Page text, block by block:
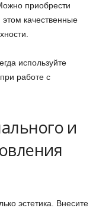
приобрести
качественные
используйте
работе с
и
эстетика. Внесите